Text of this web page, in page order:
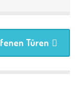
Türen